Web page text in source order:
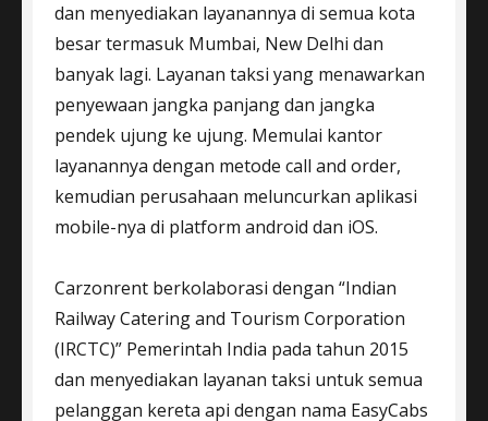
dan menyediakan layanannya di semua kota
besar termasuk Mumbai, New Delhi dan
banyak lagi. Layanan taksi yang menawarkan
penyewaan jangka panjang dan jangka
pendek ujung ke ujung. Memulai kantor
layanannya dengan metode call and order,
kemudian perusahaan meluncurkan aplikasi
mobile-nya di platform android dan iOS.
Carzonrent berkolaborasi dengan “Indian
Railway Catering and Tourism Corporation
(IRCTC)” Pemerintah India pada tahun 2015
dan menyediakan layanan taksi untuk semua
pelanggan kereta api dengan nama EasyCabs